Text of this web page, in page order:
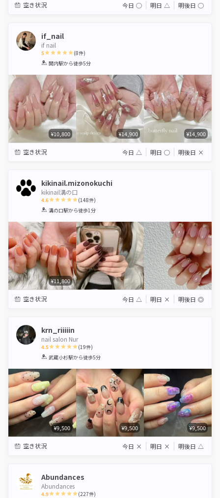
空き状況 今日 ◯ 明日 △ 明後日 ◯
if_nail
if nail
5
1 2 3 4 5
(8件)
関内駅から徒歩5分
¥10,800 ¥14,900 ¥14,900
空き状況 今日 △ 明日 ◯ 明後日 ×
kikinail.mizonokuchi
kikinail溝の口
4.6
1 2 3 4 5
(148件)
溝の口駅から徒歩1分
¥11,800
空き状況 今日 △ 明日 × 明後日 ◎
krn_riiiiin
nail salon Nur
4.5
1 2 3 4 5
(19件)
武蔵小杉駅から徒歩5分
¥9,500 ¥9,500 ¥9,500
空き状況 今日 × 明日 × 明後日 △
Abundances
Abundances
4.9 (227件)